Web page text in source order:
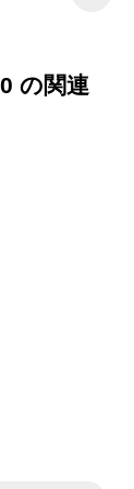
の関連